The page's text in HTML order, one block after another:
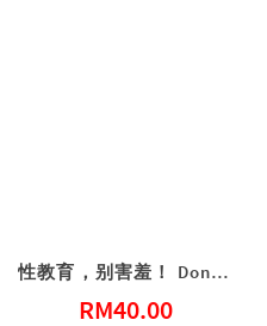
性教育，别害羞！ Don’t Be Shy: A Friendly Guide to Sex Education
RM40.00